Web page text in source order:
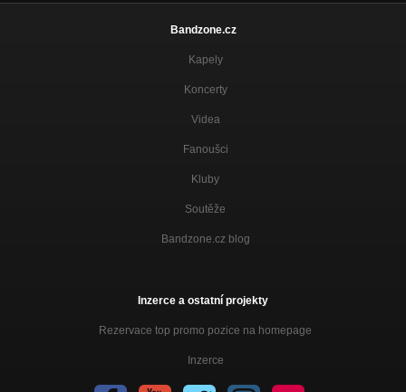
Bandzone.cz
Kapely
Koncerty
Videa
Fanoušci
Kluby
Soutěže
Bandzone.cz blog
Inzerce a ostatní projekty
Rezervace top promo pozice na homepage
Inzerce